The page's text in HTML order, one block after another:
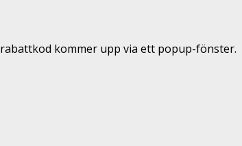
kommer upp via ett popup-fönster.